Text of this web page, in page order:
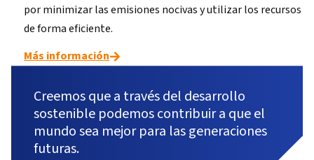
por minimizar las emisiones nocivas y utilizar los recursos
de forma eficiente.
Más información
Creemos que a través del desarrollo
sostenible podemos contribuir a que el
mundo sea mejor para las generaciones
futuras.